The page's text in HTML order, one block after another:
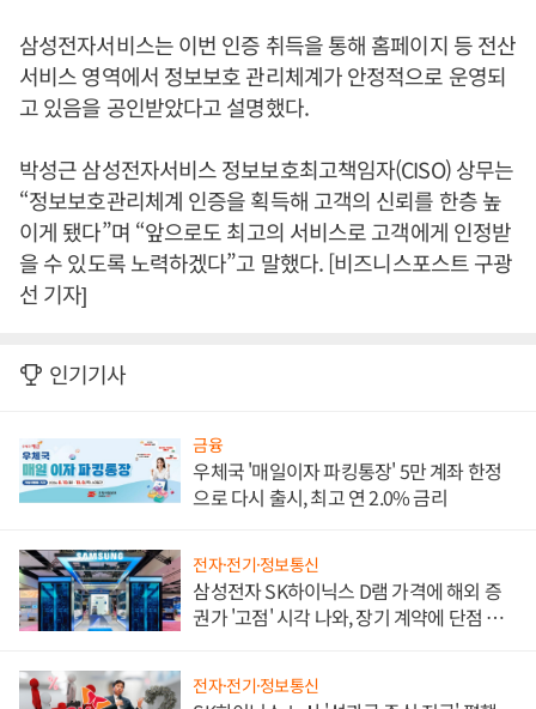
삼성전자서비스는 이번 인증 취득을 통해 홈페이지 등 전산
서비스 영역에서 정보보호 관리체계가 안정적으로 운영되
고 있음을 공인받았다고 설명했다.
박성근 삼성전자서비스 정보보호최고책임자(CISO) 상무는
“정보보호관리체계 인증을 획득해 고객의 신뢰를 한층 높
이게 됐다”며 “앞으로도 최고의 서비스로 고객에게 인정받
을 수 있도록 노력하겠다”고 말했다. [비즈니스포스트 구광
선 기자]
인기기사
금융
우체국 '매일이자 파킹통장' 5만 계좌 한정
으로 다시 출시, 최고 연 2.0% 금리
전자·전기·정보통신
삼성전자 SK하이닉스 D램 가격에 해외 증
권가 '고점' 시각 나와, 장기 계약에 단점 부
전자·전기·정보통신